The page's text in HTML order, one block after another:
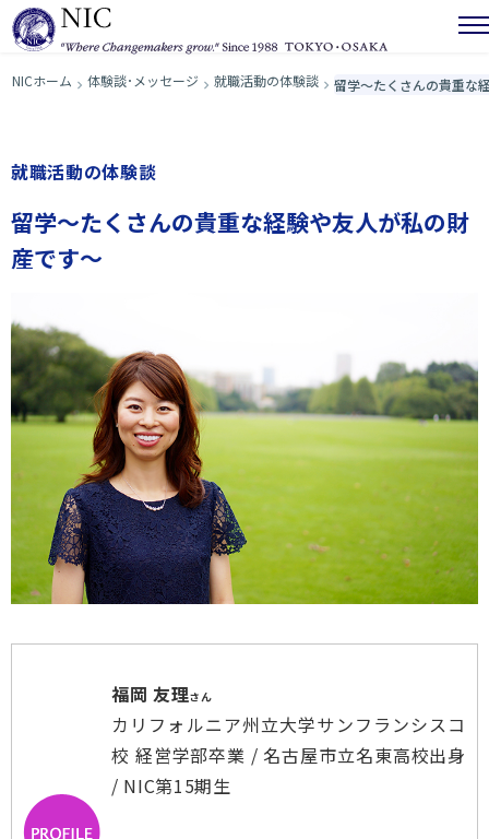
NICホーム 体験談･メッセージ 就職活動の体験談 留学～たくさんの貴重な
就職活動の体験談
留学～たくさんの貴重な経験や友人が私の財
産です～
福岡 友理さん
カリフォルニア州立大学サンフランシスコ
校 経営学部卒業 / 名古屋市立名東高校出身
/ NIC第15期生